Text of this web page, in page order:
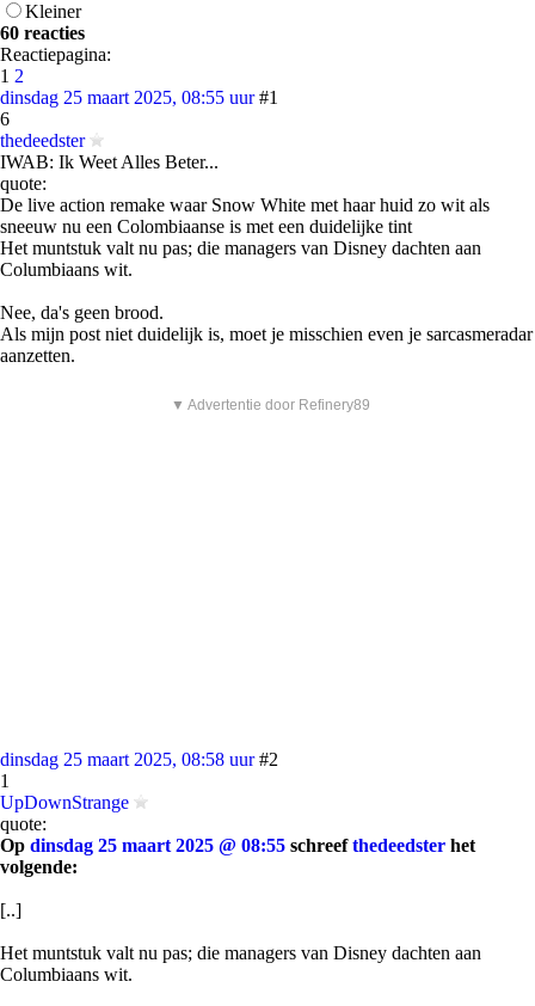
Kleiner
60 reacties
Reactiepagina:
1 2
dinsdag 25 maart 2025, 08:55 uur #1
6
thedeedster
IWAB: Ik Weet Alles Beter...
quote:
De live action remake waar Snow White met haar huid zo wit als
sneeuw nu een Colombiaanse is met een duidelijke tint
Het muntstuk valt nu pas; die managers van Disney dachten aan
Columbiaans wit.
Nee, da's geen brood.
Als mijn post niet duidelijk is, moet je misschien even je sarcasmeradar
aanzetten.
▼ Advertentie door Refinery89
dinsdag 25 maart 2025, 08:58 uur #2
1
UpDownStrange
quote:
Op dinsdag 25 maart 2025 @ 08:55 schreefthedeedster het
volgende:
[..]
Het muntstuk valt nu pas; die managers van Disney dachten aan
Columbiaans wit.